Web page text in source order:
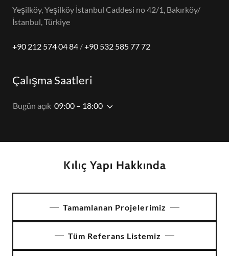
Yeşilköy, Yeşilköy İstanbul Caddesi no 42/1, Bakırköy/
İstanbul, Türkiye
+90 212 574 04 84 /+90 532 585 77 72
Çalışma Saatleri
Bugün açık 09:00 – 18:00
Kılıç Yapı Hakkında
Tamamlanan Projelerimiz
Tüm Referans Listemiz